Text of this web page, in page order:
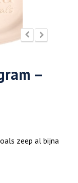
–
zeep al bijna